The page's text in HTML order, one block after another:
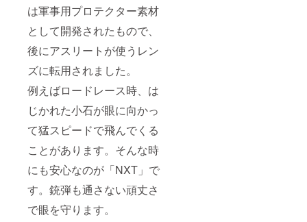
は軍事用プロテクター素材
として開発されたもので、
後にアスリートが使うレン
ズに転用されました。
例えばロードレース時、は
じかれた小石が眼に向かっ
て猛スピードで飛んでくる
ことがあります。そんな時
にも安心なのが「NXT」で
す。銃弾も通さない頑丈さ
で眼を守ります。